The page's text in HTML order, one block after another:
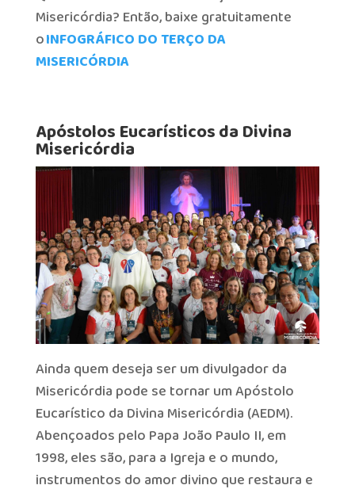
Misericórdia? Então, baixe gratuitamente
oINFOGRÁFICO DO TERÇO DA
MISERICÓRDIA
Apóstolos Eucarísticos da Divina
Misericórdia
Ainda quem deseja ser um divulgador da
Misericórdia pode se tornar um Apóstolo
Eucarístico da Divina Misericórdia (AEDM).
Abençoados pelo Papa João Paulo II, em
1998, eles são, para a Igreja e o mundo,
instrumentos do amor divino que restaura e